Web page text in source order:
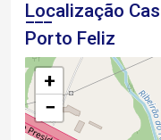
Localização
Porto Feliz
+
−